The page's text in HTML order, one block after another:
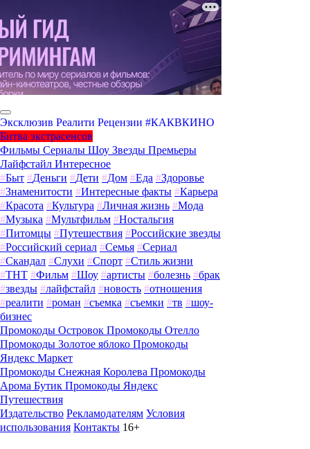
Эксклюзив Реалити Рецензии #КАКВКИНО
Битва экстрасенсов
Фильмы Сериалы Шоу Звезды Премьеры
Лайфстайл Интересное
#Быт #Деньги #Дети #Дом #Еда #Здоровье
#Знаменитости #Интересные факты #Карьера
#Красота #Культура #Личная жизнь #Мода
#Музыка #Мультфильм #Ностальгия
#Питомцы #Путешествия #Российские звезды
#Российский сериал #Семья #Сериал
#Скандал #Слухи #Спорт #Стиль жизни
#ТНТ #Фильм #Шоу #артисты #болезнь #брак
#звезды #лайфстайл #новость #отношения
#реалити #роман #съемка #съемки #тв #шоу-
бизнес
Промокоды Островок Промокоды Отелло
Промокоды Золотое яблоко Промокоды
Яндекс Маркет
Промокоды Снежная Королева Промокоды
Арома Бутик Промокоды Яндекс
Путешествия
Издательство Рекламодателям Условия
использования Контакты 16+